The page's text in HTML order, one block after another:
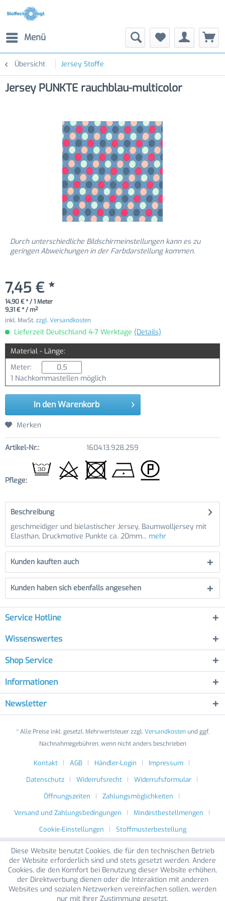
Menü
Übersicht Jersey Stoffe
Jersey PUNKTE rauchblau-multicolor
Durch unterschiedliche Bildschirmeinstellungen kann es zu
geringen Abweichungen in der Farbdarstellung kommen.
7,45 € *
14,90 € * / 1 Meter
9,31 € * / m²
inkl. MwSt.zzgl. Versandkosten
Lieferzeit Deutschland 4-7 Werktage (Details)
Material - Länge:
Meter:
1 Nachkommastellen möglich
In den Warenkorb
Merken
Artikel-Nr.: 1604.13.928.259
Pflege:
Beschreibung
geschmeidiger und bielastischer Jersey, Baumwolljersey mit
Elasthan, Druckmotive Punkte ca. 20mm... mehr
Kunden kauften auch
Kunden haben sich ebenfalls angesehen
Service Hotline
Wissenswertes
Shop Service
Informationen
Newsletter
* Alle Preise inkl. gesetzl. Mehrwertsteuer zzgl.Versandkostenund ggf.
Nachnahmegebühren, wenn nicht anders beschrieben
Kontakt AGB Händler-Login
Impressum
Datenschutz
Widerrufsrecht
Widerrufsformular
Öffnungszeiten
Zahlungsmöglichkeiten
Versand und Zahlungsbedingungen
Mindestbestellmengen
Cookie-Einstellungen
Stoffmusterbestellung
Diese Website benutzt Cookies, die für den technischen Betrieb
der Website erforderlich sind und stets gesetzt werden. Andere
Cookies, die den Komfort bei Benutzung dieser Website erhöhen,
der Direktwerbung dienen oder die Interaktion mit anderen
Websites und sozialen Netzwerken vereinfachen sollen, werden
nur mit Ihrer Zustimmung gesetzt.